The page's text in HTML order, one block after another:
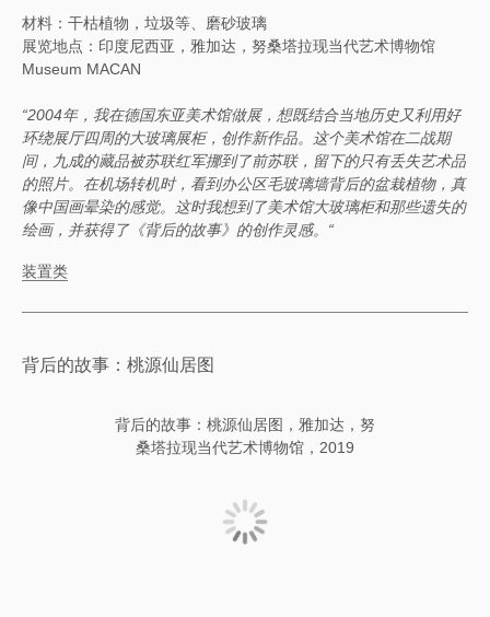
材料：干枯植物，垃圾等、磨砂玻璃
展览地点：印度尼西亚，雅加达，努桑塔拉现当代艺术博物馆
Museum MACAN
“2004年，我在德国东亚美术馆做展，想既结合当地历史又利用好
环绕展厅四周的大玻璃展柜，创作新作品。这个美术馆在二战期
间，九成的藏品被苏联红军挪到了前苏联，留下的只有丢失艺术品
的照片。在机场转机时，看到办公区毛玻璃墙背后的盆栽植物，真
像中国画晕染的感觉。这时我想到了美术馆大玻璃柜和那些遗失的
绘画，并获得了《背后的故事》的创作灵感。“
装置类
背后的故事：桃源仙居图
背后的故事：桃源仙居图，雅加达，努
桑塔拉现当代艺术博物馆，2019